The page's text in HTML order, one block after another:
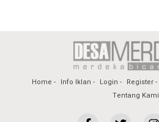
Home Info Iklan Login Register
Tentang Kami